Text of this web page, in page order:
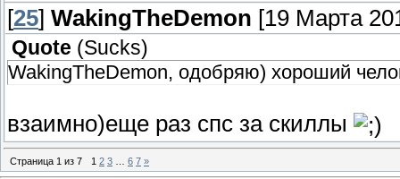
[25] WakingTheDemon [19 Марта
Quote (Sucks)
WakingTheDemon, одобряю) хороший
взаимно)еще раз спс за скиллы
Страница 1 из 7 1 2 3 6 7 »